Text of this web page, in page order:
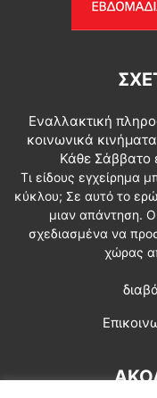
Εναλλακτική
κοινωνικά
Κάθε Σάββατο
Τι είδους εγχείρημα
κύκλου; Σε αυτό το
μιαν απάντηση.
σχεδιασμένα να
χώρας